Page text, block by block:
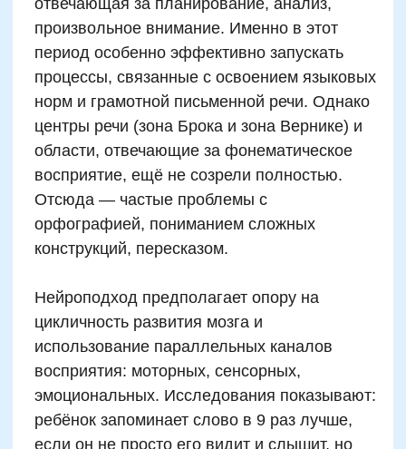
Грамматический квест «спаси
существительное»
Аудио-лабиринт — правильно
услышать и пройти
Карта слов — рисуем смысл и
формы
Игра «слово по частям руками»
Фонетический твистер —
Словарный лего — составление
из блоков
Игровые методы как
основа нейрообучения
грамоте для детей 7–11 лет